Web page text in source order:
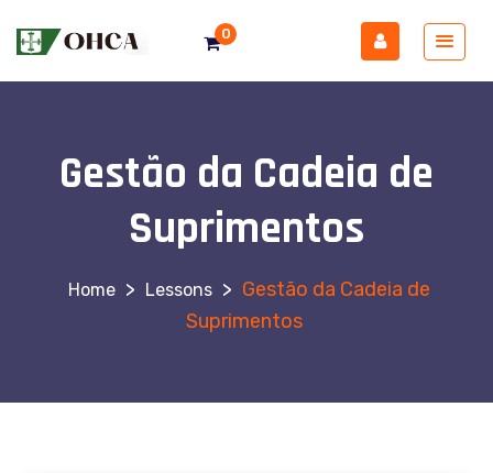
0
Gestão da Cadeia de
Suprimentos
> Lessons > Gestão da Cadeia de
Suprimentos